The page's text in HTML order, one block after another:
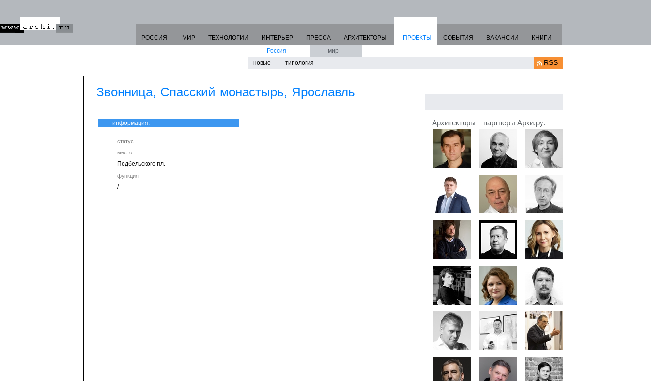
РОССИЯ МИР ТЕХНОЛОГИИ ИНТЕРЬЕР ПРЕССА АРХИТЕКТОРЫ
ПРОЕКТЫ
Россия
новые
типология
мир
СОБЫТИЯ ВАКАНСИИ КНИГИ
RSS
Звонница, Спасский монастырь, Ярославль
информация:
статус
место
Подбельского пл.
функция
/
Архитекторы – партнеры Архи.ру: